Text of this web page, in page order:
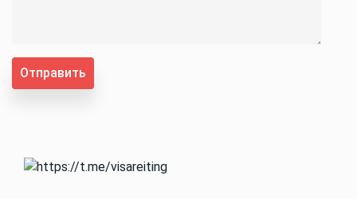
Отправить